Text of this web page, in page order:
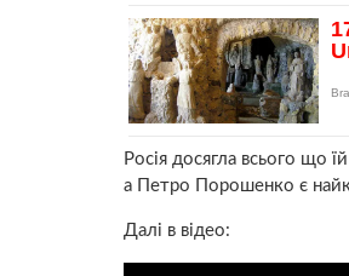
Росія досягла всього що
а Петро Порошенко є
Далі в відео: